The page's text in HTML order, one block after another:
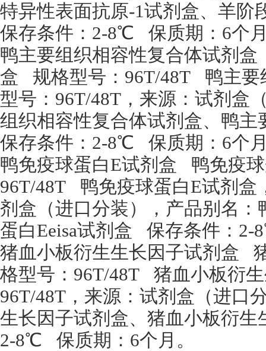
特异性表面抗原-1试剂盒、羊阶
保存条件： 2-8℃ 保质期： 6个
鸭主要组织相容性复合体试剂盒
盒
规格型号： 96T/48T
鸭主要
型号： 96T/48T ，来源：试剂盒
组织相容性复合体试剂盒、鸭主
保存条件： 2-8℃ 保质期： 6个
鸭免疫球蛋白E试剂盒
鸭免疫
96T/48T
鸭免疫球蛋白E试剂盒
剂盒（进口分装），产品别名：
蛋白Eeisa试剂盒 保存条件： 2-8
猪血小板衍生生长因子试剂盒
格型号： 96T/48T
猪血小板衍
96T/48T ，来源：试剂盒（进口
生长因子试剂盒、猪血小板衍生
2-8℃ 保质期： 6个月。